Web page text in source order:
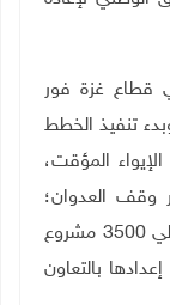
قطاع غزة فور
تنفيذ الخطط
المؤقت،
وقف العدوان؛
لحشد التمويل لتنفيذ 56 برنامجا تشمل حوالي 3500 مشروع
بالتعاون